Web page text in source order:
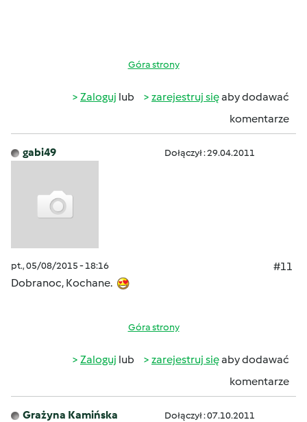
Góra strony
Zaloguj lub zarejestruj sięaby dodawać
komentarze
gabi49 Dołączył : 29.04.2011
pt., 05/08/2015 - 18:16
#11
Dobranoc, Kochane.
Góra strony
Zaloguj lub zarejestruj sięaby dodawać
komentarze
Grażyna Kamińska Dołączył : 07.10.2011